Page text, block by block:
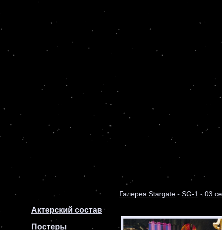
Актерский состав
Постеры
Галерея Stargate - SG-1 -03